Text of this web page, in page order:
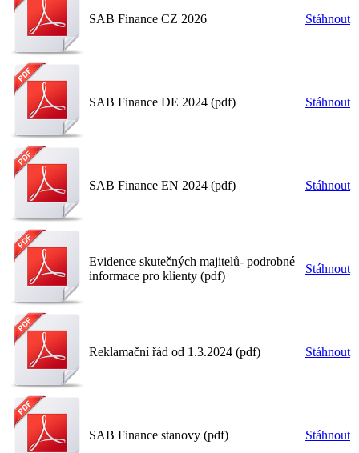
SAB Finance CZ 2026 Stáhnout
SAB Finance DE 2024 (pdf) Stáhnout
SAB Finance EN 2024 (pdf) Stáhnout
Evidence skutečných majitelů- podrobné
informace pro klienty (pdf)
Stáhnout
Reklamační řád od 1.3.2024 (pdf) Stáhnout
SAB Finance stanovy (pdf) Stáhnout